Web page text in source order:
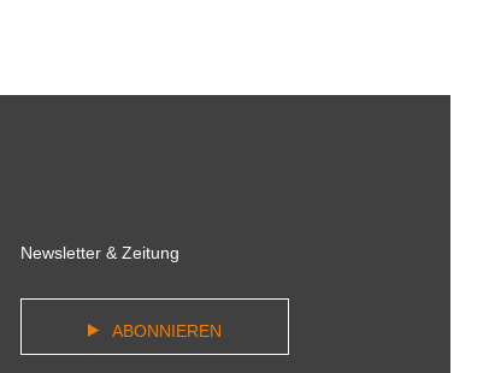
Newsletter & Zeitung
ABONNIEREN